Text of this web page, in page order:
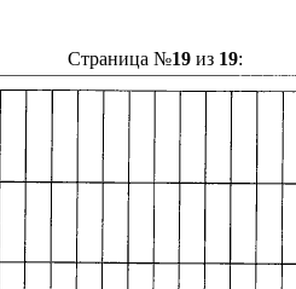
Страница №19из 19: